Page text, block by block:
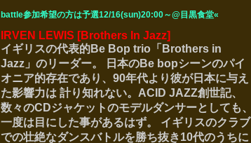
battle参加希望の方は予選12/16(sun)20:00～@目黒食堂«
IRVEN LEWIS [Brothers In Jazz]
イギリスの代表的Be Bop trio「Brothers in
Jazz」のリーダー。 日本のBe bopシーンのパイ
オニア的存在であり、90年代より彼が日本に与え
た影響力は 計り知れない。ACID JAZZ創世記、
数々のCDジャケットのモデルダンサーとしても、
一度は目にした事があるはず。 イギリスのクラブ
での壮絶なダンスバトルを勝ち抜き10代のうちに